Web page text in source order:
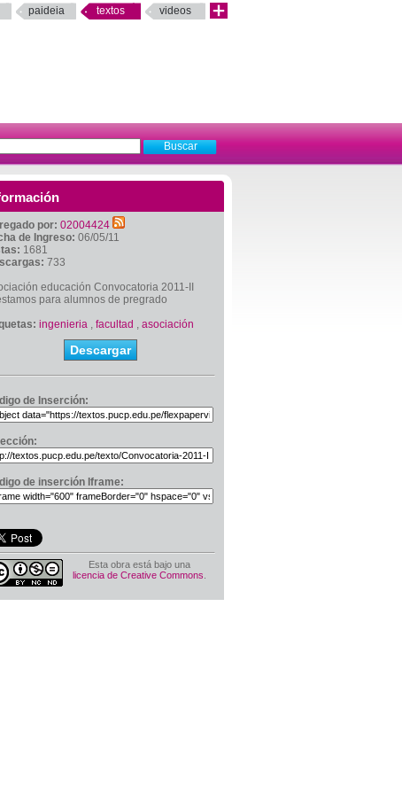
paideia textos videos
por: 02004424
de Ingreso: 06/05/11
1681
733
educación Convocatoria 2011-II
para alumnos de pregrado
ingenieria , facultad , asociación
Descargar
de Inserción:
de inserción Iframe:
Esta obra está bajo una
licencia de Creative Commons